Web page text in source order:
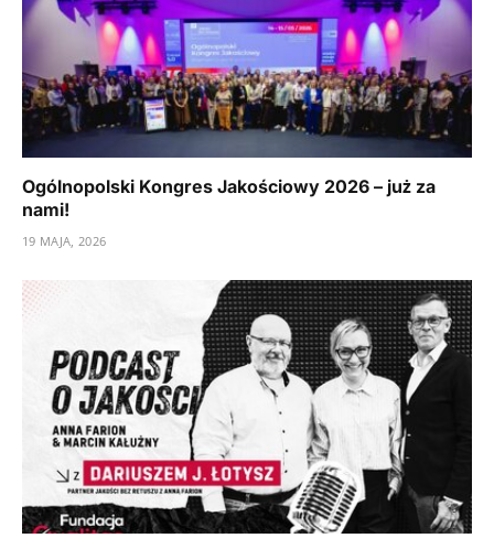
Ogólnopolski Kongres Jakościowy 2026 – już za
nami!
19 MAJA, 2026